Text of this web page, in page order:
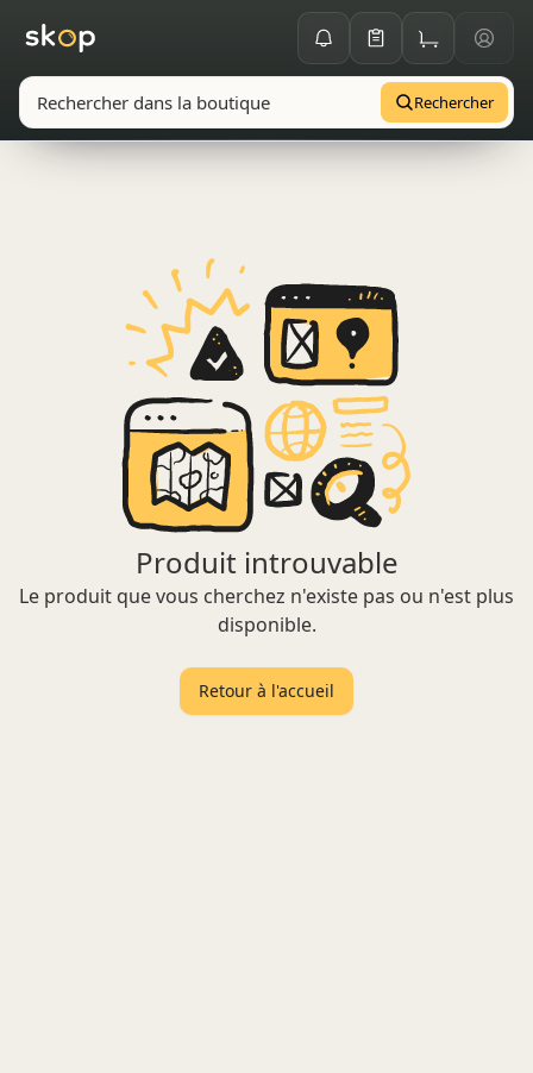
Rechercher
Produit introuvable
Le produit que vous cherchez n'existe pas ou n'est plus
disponible.
Retour à l'accueil